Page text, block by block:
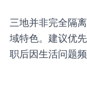
三地并非完全隔
域特色。建议优
职后因生活问题频